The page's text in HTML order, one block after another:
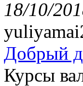
18/10/
Добрый
Курсы